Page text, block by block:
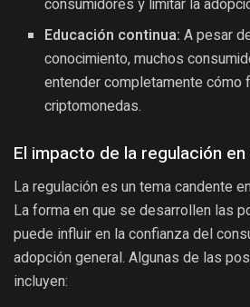
Educación continua: A pesar
conocimiento, muchos
entender completamente cómo
criptomonedas.
El impacto de la regulación
La regulación es un tema candente
La forma en que se desarrollen las
puede influir en la confianza del
adopción general. Algunas de las
incluyen: